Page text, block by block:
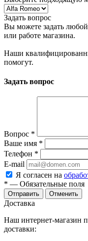
Задать вопрос
Вы можете задать
или работе магазина.
Наши
помогут.
Задать вопрос
Вопрос *
Ваше имя *
Телефон *
E-mail
Я согласен на
* — Обязательные поля
Отправить Отменить
Доставка
Наш интернет-магазин
доставки: